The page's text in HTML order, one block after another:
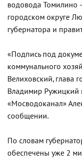
водовода
городском округе
губернатора и
«Подпись под
коммунального
Велиховский, глава
Владимир Ружицкий
«Мосводоканал»
сообщении.
По словам
обеспечены уже 2